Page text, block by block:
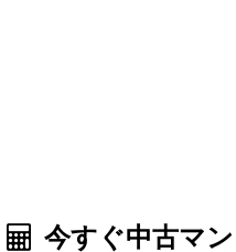
今すぐ中古マ